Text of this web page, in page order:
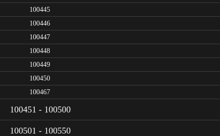
100445
100446
100447
100448
100449
100450
100467
100451 - 100500
100501 - 100550